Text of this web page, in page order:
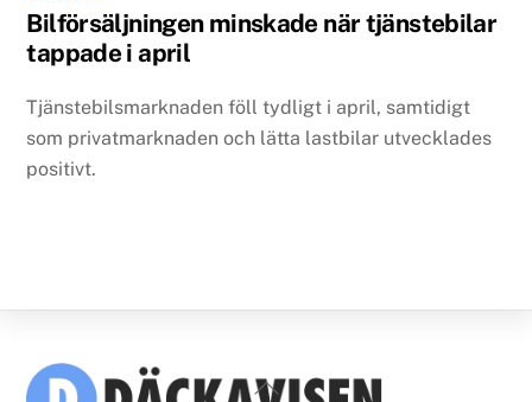
Bilförsäljningen minskade när tjänstebilar
tappade i april
Tjänstebilsmarknaden föll tydligt i april, samtidigt
som privatmarknaden och lätta lastbilar utvecklades
positivt.
Back